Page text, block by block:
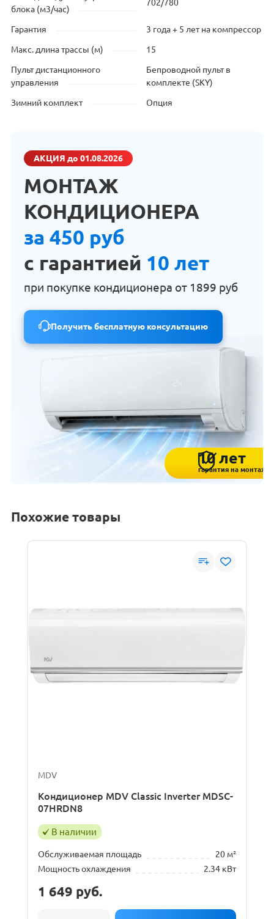
блока (м3/час)
702/780
Гарантия 3 года + 5 лет на компрессор
Макс. длина трассы (м) 15
Пульт дистанционного
управления
Бепроводной пульт в
комплекте (SKY)
Зимний комплект Опция
АКЦИЯ до 01.08.2026
МОНТАЖ
КОНДИЦИОНЕРА
за 450 руб
с гарантией 10 лет
при покупке кондиционера от 1899 руб
Получить бесплатную консультацию
10 лет
гарантия на монтаж
Похожие товары
MDV
Кондиционер MDV Classic Inverter MDSC-
07HRDN8
В наличии
Обслуживаемая площадь
20 м²
Мощность охлаждения
2.34 кВт
1 649 руб.